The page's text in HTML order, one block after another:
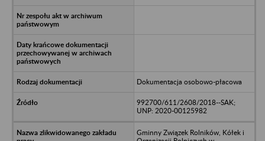
Dokumentacja osobowo-płacowa
992700/611/2608/2018--SAK;
UNP: 2020-00125982
Gminny Związek Rolników, Kółek i